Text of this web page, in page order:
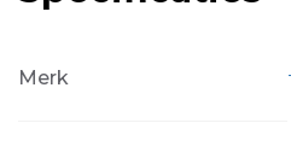
Merk